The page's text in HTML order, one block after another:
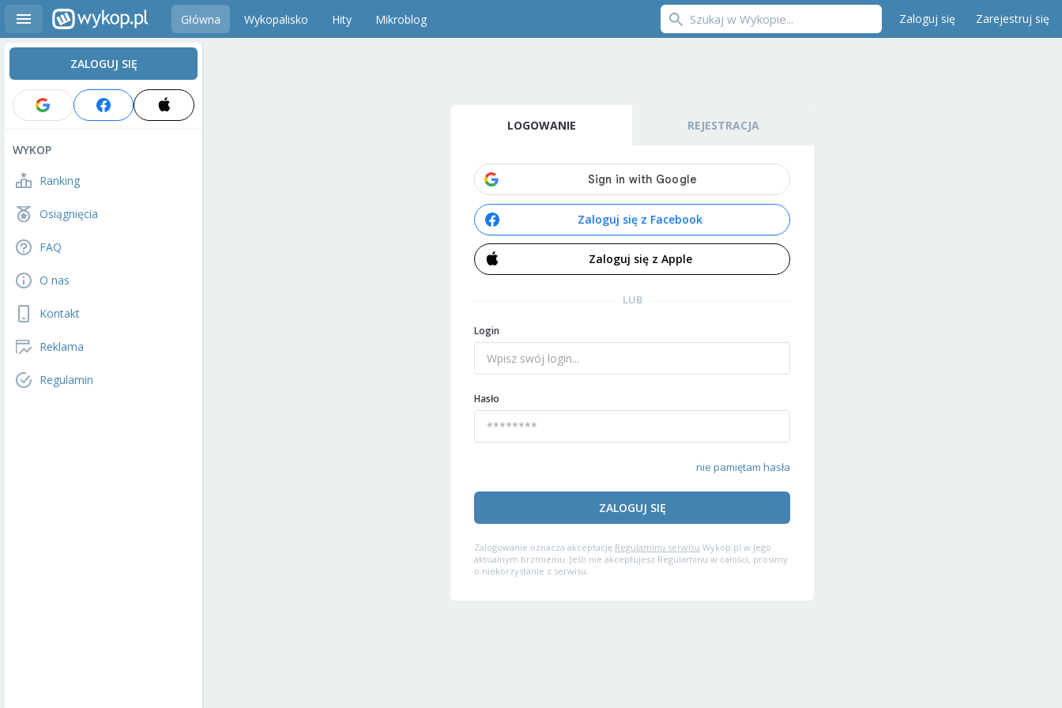
Główna Wykopalisko Hity Mikroblog Zaloguj się Zarejestruj się
ZALOGUJ SIĘ
WYKOP
Ranking
Osiągnięcia
FAQ
O nas
Kontakt
Reklama
Regulamin
LOGOWANIE REJESTRACJA
Zaloguj się z Facebook
Zaloguj się z Apple
LUB
Login
Hasło
nie pamiętam hasła
ZALOGUJ SIĘ
Zalogowanie oznacza akceptację Regulaminu serwisu Wykop.pl w jego
aktualnym brzmieniu. Jeśli nie akceptujesz Regulaminu w całości, prosimy
o niekorzystanie z serwisu.